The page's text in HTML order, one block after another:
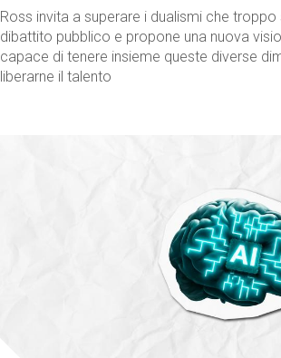
Ross invita a superare i dualismi che
dibattito pubblico e propone una nuova
capace di tenere insieme queste diverse
liberarne il talento